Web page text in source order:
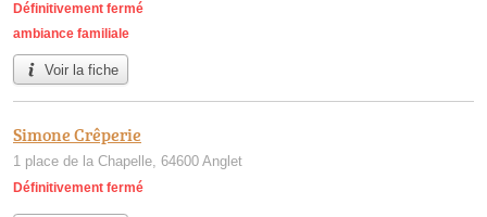
Définitivement fermé
ambiance familiale
Voir la fiche
Simone Crêperie
1 place de la Chapelle, 64600 Anglet
Définitivement fermé